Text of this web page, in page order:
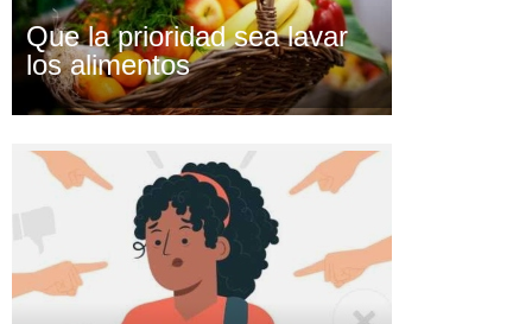
Que la prioridad sea lavar
los alimentos